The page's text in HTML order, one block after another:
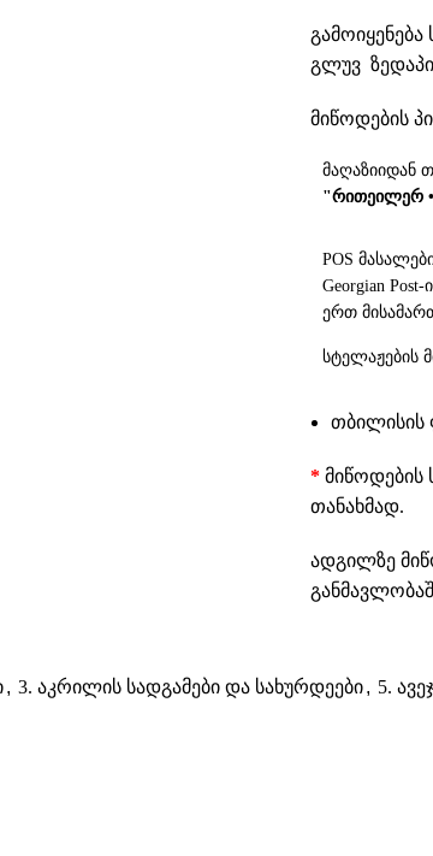
გლუვ
მიწოდების
მაღაზიიდან
"რითეილერ •
POS
Georgian
ერთ
სტელაჟების
თბილისის
* მიწოდების
თანახმად.
ადგილზე
, 3. აკრილის სადგამები და სახურდეები, 5.